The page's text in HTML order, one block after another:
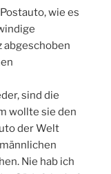
wie es
abgeschoben
sind die
wollte sie den
der Welt
Nie hab ich